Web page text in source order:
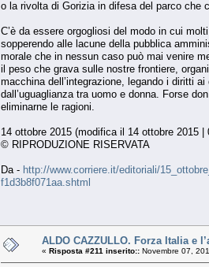
o la rivolta di Gorizia in difesa del parco che
C’è da essere orgogliosi del modo in cui
sopperendo alle lacune della pubblica
morale che in nessun caso può mai venire
il peso che grava sulle nostre frontiere,
macchina dell’integrazione, legando i diritti
dall’uguaglianza tra uomo e donna. Forse
eliminarne le ragioni.
14 ottobre 2015 (modifica il 14 ottobre 2015 |
© RIPRODUZIONE RISERVATA
Da - http://www.corriere.it/editoriali/
f1d3b8f071aa.shtml
ALDO CAZZULLO. Forza Italia e
« Risposta #211 inserito:: Novembre 07,